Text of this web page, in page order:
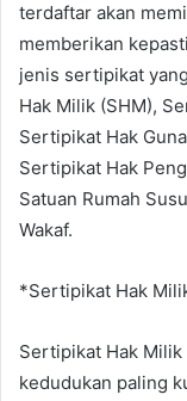
terdaftar akan
memberikan
jenis sertipikat
Hak Milik (SHM),
Sertipikat Hak
Sertipikat Hak
Satuan Rumah
Wakaf.
*Sertipikat Hak
Sertipikat Hak
kedudukan paling